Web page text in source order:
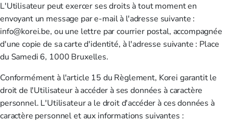
L'Utilisateur peut exercer ses droits à tout moment en
envoyant un message par e-mail à l'adresse suivante :
info@korei.be, ou une lettre par courrier postal, accompagnée
d'une copie de sa carte d'identité, à l'adresse suivante : Place
du Samedi 6, 1000 Bruxelles.
Conformément à l'article 15 du Règlement, Korei garantit le
droit de l'Utilisateur à accéder à ses données à caractère
personnel. L'Utilisateur a le droit d'accéder à ces données à
caractère personnel et aux informations suivantes :